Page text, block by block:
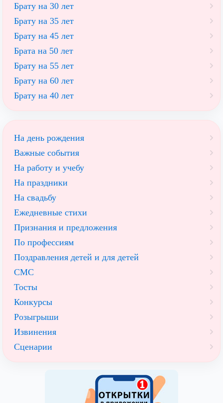
Брату на 30 лет
Брату на 35 лет
Брату на 45 лет
Брата на 50 лет
Брату на 55 лет
Брату на 60 лет
Брату на 40 лет
На день рождения
Важные события
На работу и учебу
На праздники
На свадьбу
Ежедневные стихи
Признания и предложения
По профессиям
Поздравления детей и для детей
СМС
Тосты
Конкурсы
Розыгрыши
Извинения
Сценарии